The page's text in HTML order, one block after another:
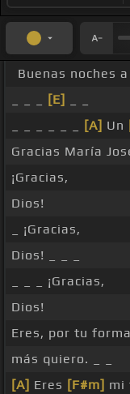
Buenas noches
[E]
[A] Un
Gracias María
¡Gracias,
Dios!
_ ¡Gracias,
Dios! _ _ _
_ _ _ ¡Gracias,
Dios!
Eres, por tu
más quiero. _ _
[A] Eres [F#m] mi